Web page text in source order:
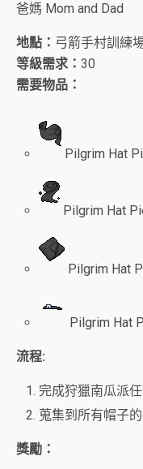
爸媽 Mom and Dad
地點： 弓箭手村訓練
等級需求： 30
需要物品：
Pilgrim Hat
Pilgrim Hat
Pilgrim Hat
Pilgrim Hat
流程:
完成狩獵南瓜派任
蒐集到所有帽子
獎勵：